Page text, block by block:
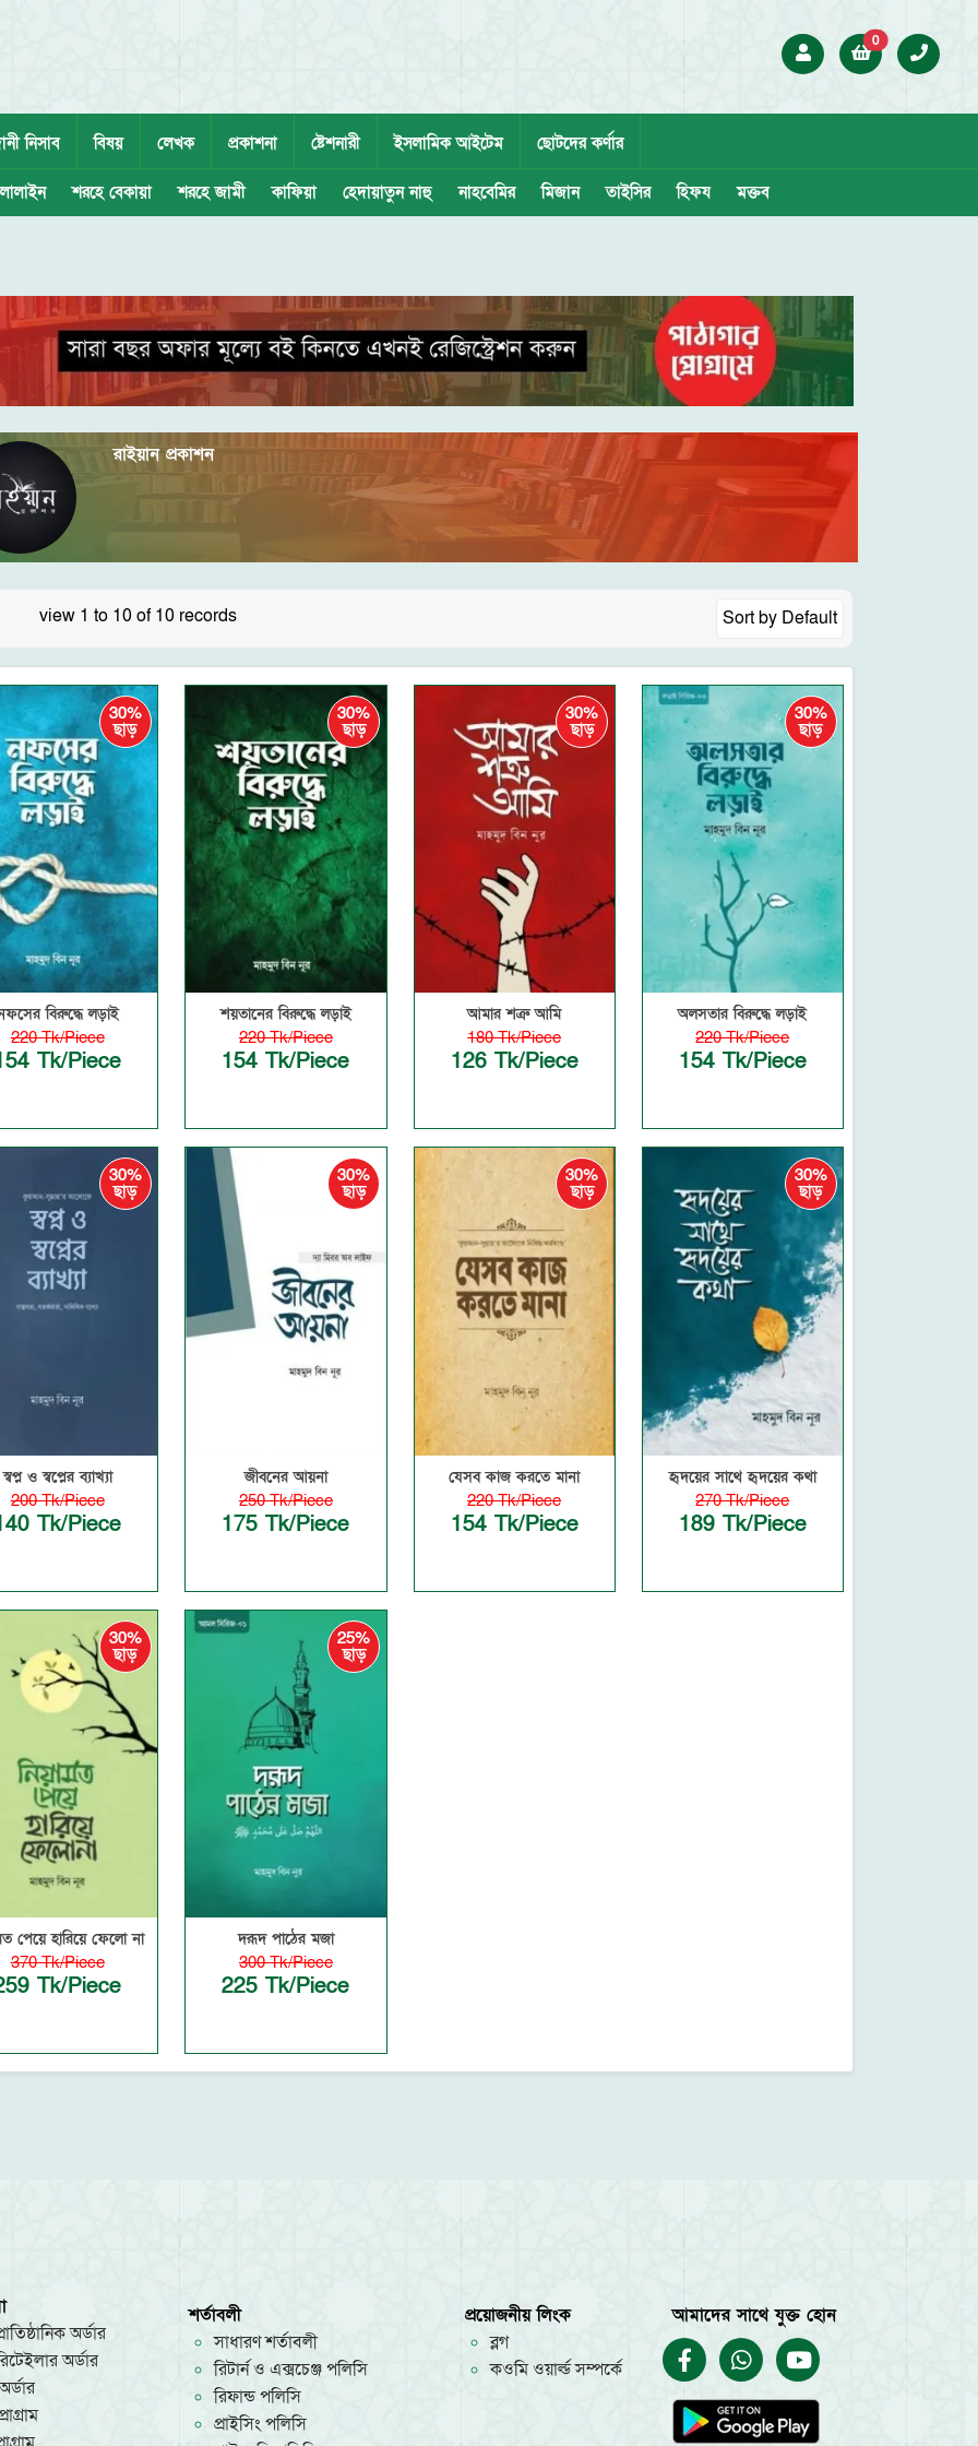
0
নিসাব বিষয় লেখক প্রকাশনা ষ্টেশনারী ইসলামিক আইটেম ছোটদের কর্ণার
শরহে বেকায়া শরহে জামী কাফিয়া হেদায়াতুন নাহু নাহবেমির মিজান তাইসির হিফয মক্তব
রাইয়ান প্রকাশন
view 1 to 10 of 10 records Sort by Default
30%
ছাড়
বিরুদ্ধে লড়াই
220 Tk/Piece
Tk/Piece
30%
ছাড়
শয়তানের বিরু‌দ্ধে লড়াই
220 Tk/Piece
154 Tk/Piece
30%
ছাড়
আমার শত্রু আমি
180 Tk/Piece
126 Tk/Piece
30%
ছাড়
অলসতার বিরুদ্ধে লড়াই
220 Tk/Piece
154 Tk/Piece
30%
ছাড়
স্বপ্ন ও স্বপ্নের ব্যাখ্যা
200 Tk/Piece
Tk/Piece
30%
ছাড়
জীবনের আয়না
250 Tk/Piece
175 Tk/Piece
30%
ছাড়
যেসব কাজ করতে মানা
220 Tk/Piece
154 Tk/Piece
30%
ছাড়
হৃদয়ের সাথে হৃদয়ের কথা
270 Tk/Piece
189 Tk/Piece
30%
ছাড়
পেয়ে হারিয়ে ফেলো না
370 Tk/Piece
Tk/Piece
25%
ছাড়
দরূদ পাঠের মজা
300 Tk/Piece
225 Tk/Piece
অর্ডার
অর্ডার
শর্তাবলী
সাধারণ শর্তাবলী
রিটার্ন ও এক্সচেঞ্জ পলিসি
রিফান্ড পলিসি
প্রাইসিং পলিসি
প্রয়োজনীয় লিংক
ব্লগ
কওমি ওয়ার্ল্ড সম্পর্কে
আমাদের সাথে যুক্ত হোন